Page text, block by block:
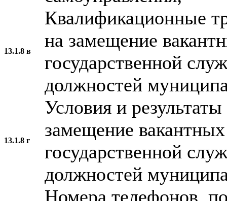
13.1.8 в
Квалификационные
на замещение
государственной
должностей
13.1.8 г
Условия и
замещение
государственной
должностей
Номера телефонов,